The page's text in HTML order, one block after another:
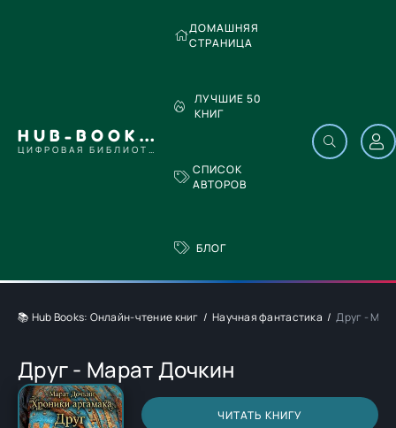
HUB-BOOKS.COM
ЦИФРОВАЯ БИБЛИОТЕКА
ДОМАШНЯЯ
СТРАНИЦА
ЛУЧШИЕ 50
КНИГ
СПИСОК
АВТОРОВ
БЛОГ
📚 Hub Books: Онлайн-чтение книг Научная фантастика Друг -
Друг - Марат Дочкин
ЧИТАТЬ КНИГУ